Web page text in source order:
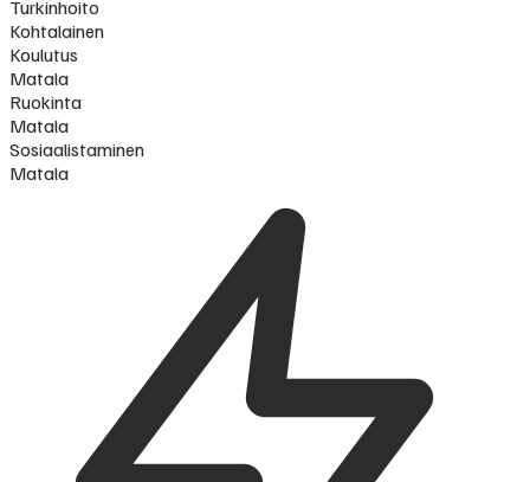
Turkinhoito
Kohtalainen
Koulutus
Matala
Ruokinta
Matala
Sosiaalistaminen
Matala